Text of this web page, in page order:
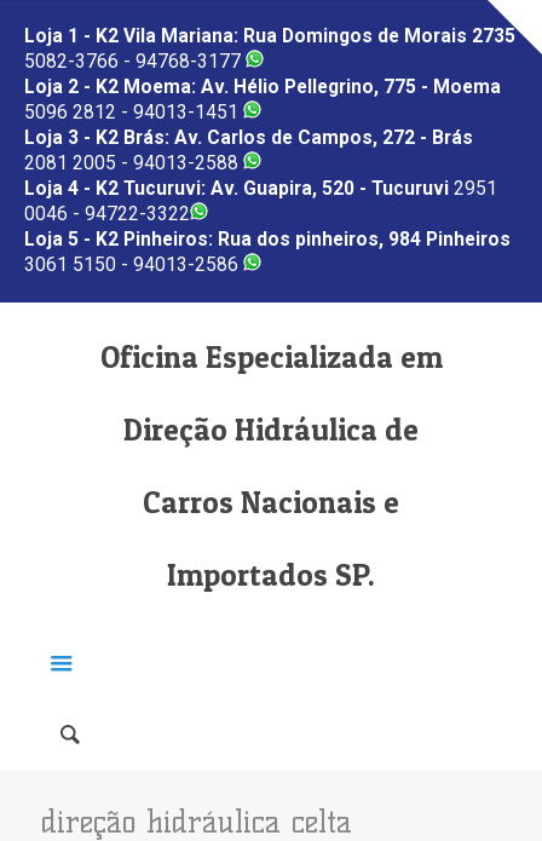
Loja 1 - K2 Vila Mariana: Rua Domingos de Morais 2735
5082-3766 - 94768-3177
Loja 2 - K2 Moema: Av. Hélio Pellegrino, 775 - Moema
5096 2812 - 94013-1451
Loja 3 - K2 Brás: Av. Carlos de Campos, 272 - Brás
2081 2005 - 94013-2588
Loja 4 - K2 Tucuruvi: Av. Guapira, 520 - Tucuruvi 2951
0046 - 94722-3322
Loja 5 - K2 Pinheiros: Rua dos pinheiros, 984 Pinheiros
3061 5150 - 94013-2586
Oficina Especializada em
Direção Hidráulica de
Carros Nacionais e
Importados SP.
direção hidráulica celta